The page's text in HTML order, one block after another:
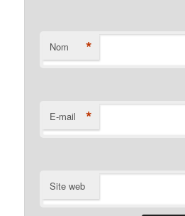
Nom *
E-mail *
Site web